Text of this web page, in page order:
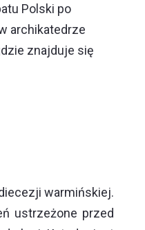
Polski po
archikatedrze
znajduje się
warmińskiej.
ustrzeżone przed